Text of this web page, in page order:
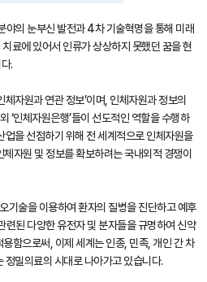
야의 눈부신 발전과 4차 기술혁명을 통해 미래
료에 있어서 인류가 상상하지 못했던 꿈을 현
.
자원과 연관 정보’이며, 인체자원과 정보의
‘인체자원은행’들이 선도적인 역할을 수행하
을 선점하기 위해 전 세계적으로 인체자원을
자원 및 정보를 확보하려는 국내외적 경쟁이
기술을 이용하여 환자의 질병을 진단하고 예후
련된 다양한 유전자 및 분자들을 규명하여 신약
함으로써, 이제 세계는 인종, 민족, 개인 간 차
정밀의료의 시대로 나아가고 있습니다.